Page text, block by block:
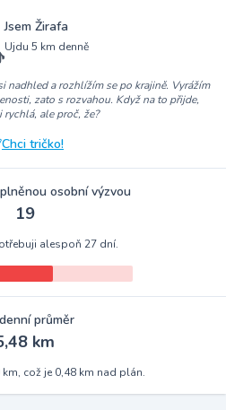
Jsem Žirafa
Ujdu 5 km denně
nadhled a rozhlížím se po krajině. Vyrážím
zato s rozvahou. Když na to přijde,
rychlá, ale proč, že?
Chci tričko!
osobní výzvou
19
alespoň 27 dní.
průměr
km
což je 0,48 km nad plán.